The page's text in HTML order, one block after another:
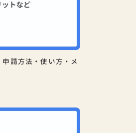
請方法・使い方・メ